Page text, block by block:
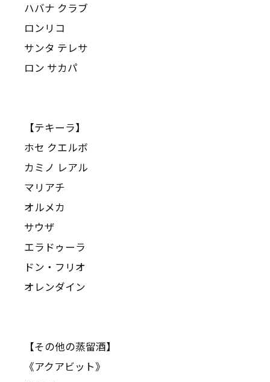
ハバナ クラブ
ロンリコ
サンタ テレサ
ロン サカパ
【テキーラ】
ホセ クエルボ
カミノ レアル
マリアチ
オルメカ
サウザ
エラドゥーラ
ドン・フリオ
オレンダイン
【その他の蒸留酒】
《アクアビット》